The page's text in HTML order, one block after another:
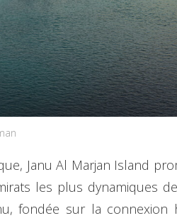
Janu Al Marjan Island
les plus dynamiques
fondée sur la connexion